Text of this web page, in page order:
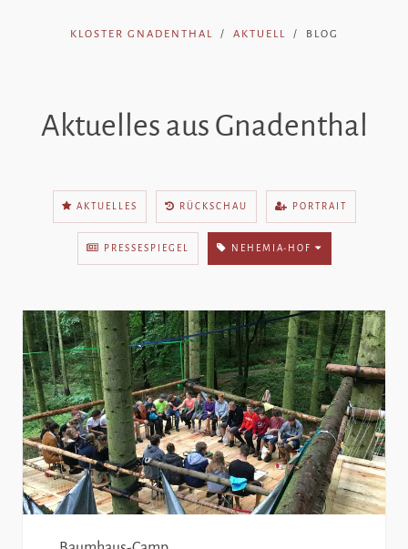
KLOSTER GNADENTHAL AKTUELL BLOG
Aktuelles aus Gnadenthal
AKTUELLES RÜCKSCHAU PORTRAIT
PRESSESPIEGEL NEHEMIA-HOF